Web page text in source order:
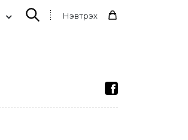
Нэвтрэх